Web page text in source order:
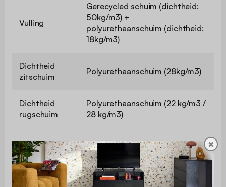
Vulling
Gerecycled schuim (dichtheid:
50kg/m3) +
polyurethaanschuim (dichtheid:
18kg/m3)
Dichtheid
zitschuim
Polyurethaanschuim (28kg/m3)
Dichtheid
rugschuim
Polyurethaanschuim (22 kg/m3 /
28 kg/m3)
Dichtheid
armleuning
Polyurethaanschuim
(dichtheid: 22 kg/m3)
✖